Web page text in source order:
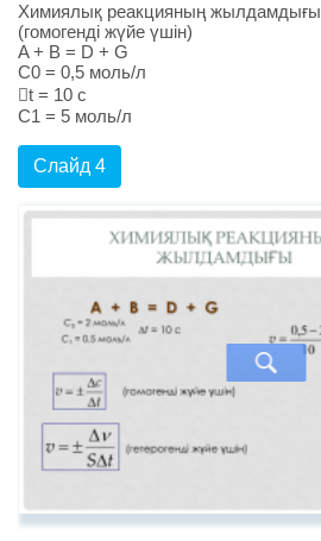
Химиялық реакцияның жылдамдығы
(гомогенді жүйе үшін)
A + B = D + G
C0 = 0,5 моль/л
t = 10 c
C1 = 5 моль/л
Слайд 4